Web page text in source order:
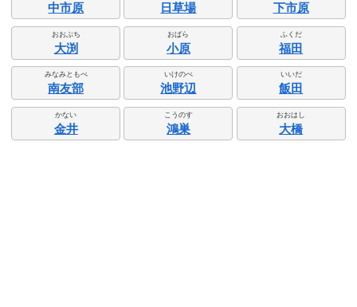
中市原 日草場 下市原
おおぶち
大渕
おばら
小原
ふくだ
福田
みなみともべ
南友部
いけのべ
池野辺
いいだ
飯田
かない
金井
こうのす
鴻巣
おおはし
大橋